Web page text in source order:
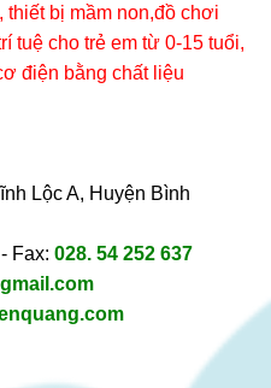
bị mầm non,đồ chơi
tuệ cho trẻ em từ 0-15 tuổi,
điện bằng chất liệu
Lộc A, Huyện Bình
- Fax: 028. 54 252 637